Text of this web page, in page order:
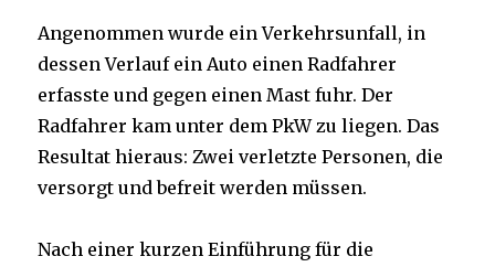
Angenommen wurde ein Verkehrsunfall, in
dessen Verlauf ein Auto einen Radfahrer
erfasste und gegen einen Mast fuhr. Der
Radfahrer kam unter dem PkW zu liegen. Das
Resultat hieraus: Zwei verletzte Personen, die
versorgt und befreit werden müssen.
Nach einer kurzen Einführung für die